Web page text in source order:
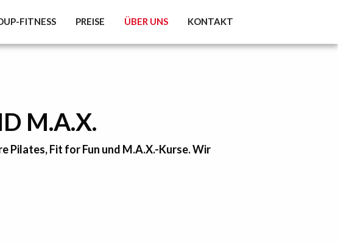
FITNESS PREISE ÜBER UNS KONTAKT
M.A.X.
Pilates, Fit for Fun und M.A.X.-Kurse. Wir